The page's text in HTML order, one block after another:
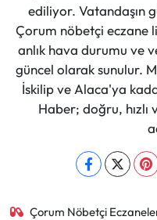
ediliyor. Vatandaşın
Çorum nöbetçi eczane
anlık hava durumu ve
güncel olarak sunulur.
İskilip ve Alaca'ya
Haber; doğru,
Çorum Nöbetçi